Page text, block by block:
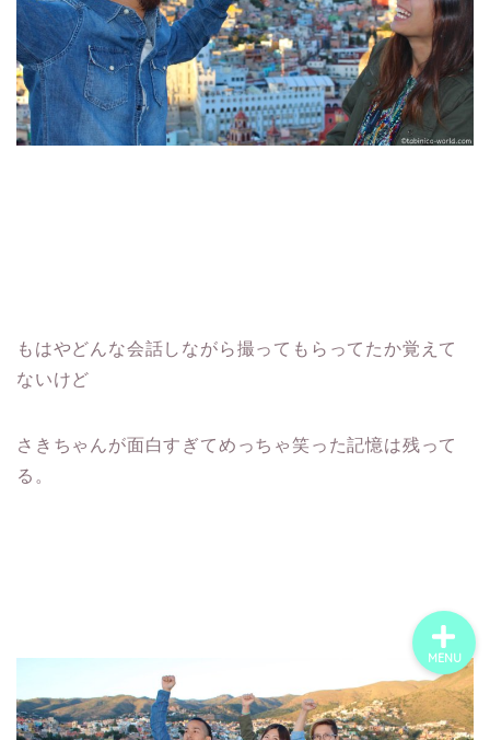
もはやどんな会話しながら撮ってもらってたか覚えて
ないけど
さきちゃんが面白すぎてめっちゃ笑った記憶は残って
る。
MENU